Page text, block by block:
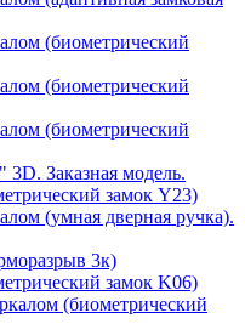
(биометрический
(биометрический
(биометрический
3D. Заказная модель.
замок Y23)
(умная дверная ручка).
3к)
замок K06)
(биометрический